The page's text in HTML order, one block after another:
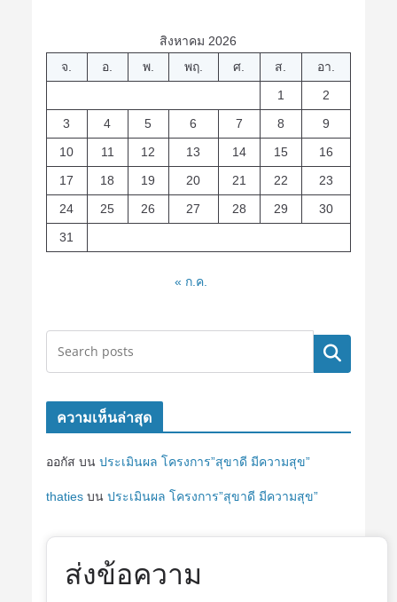
สิงหาคม 2026
จ.
อ. พ. พฤ. ศ. ส.
อา.
1
2
3
4 5 6 7 8
9
10
11 12 13 14 15
16
17
18 19 20 21 22
23
24
25 26 27 28 29
30
31
« ก.ค.
ค้นหา
ความเห็นล่าสุด
ออกัส บน ประเมินผล โครงการ”สุขาดี มีความสุข”
thatiesบน ประเมินผล โครงการ”สุขาดี มีความสุข”
ส่งข้อความ